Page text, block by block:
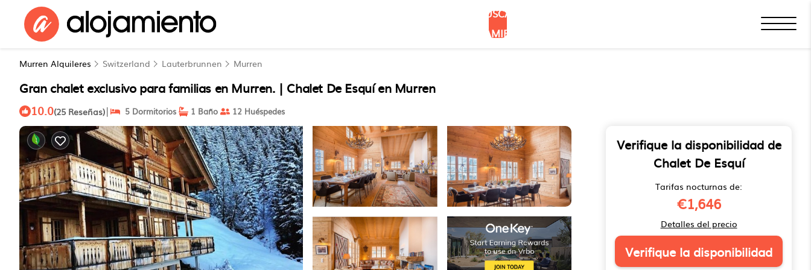
BUSCAR
ALOJAMIENTOS
Murren Alquileres Switzerland Lauterbrunnen Murren
Gran chalet exclusivo para familias en Murren. | Chalet De Esquí en Murren
10.0(25 Reseñas)| 5 Dormitorios 1 Baño 12 Huéspedes
Verifique la disponibilidad de
Chalet De Esquí
Tarifas nocturnas de:
€1,646
Detalles del precio
Verifique la disponibilidad